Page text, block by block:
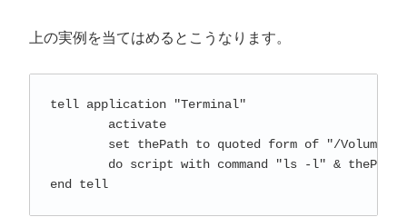
上の実例を当てはめるとこうなります。
tell application "Terminal"